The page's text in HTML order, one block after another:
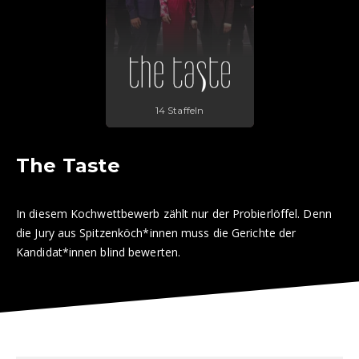
14 Staffeln
The Taste
In diesem Kochwettbewerb zählt nur der Probierlöffel. Denn
die Jury aus Spitzenköch*innen muss die Gerichte der
Kandidat*innen blind bewerten.